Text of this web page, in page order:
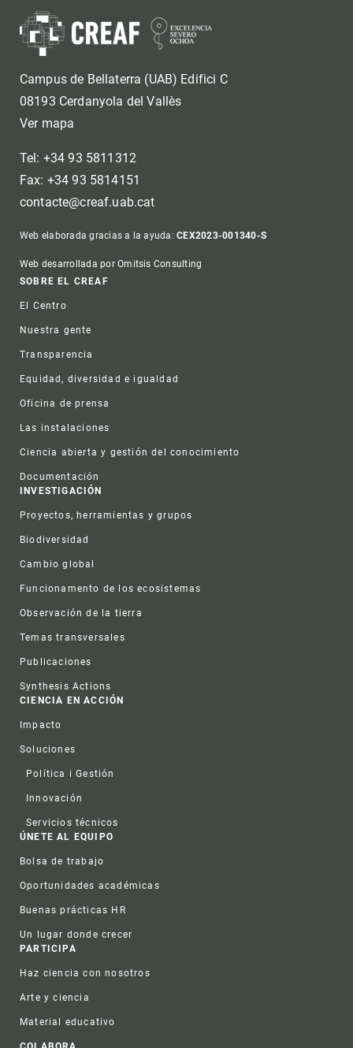
Campus de Bellaterra (UAB) Edifici C
08193 Cerdanyola del Vallès
Ver mapa
Tel: +34 93 5811312
Fax: +34 93 5814151
contacte@creaf.uab.cat
Web elaborada gracias a la ayuda:CEX2023-001340-S
Web desarrollada por Omitsis Consulting
Footer
SOBRE EL CREAF
El Centro
Nuestra gente
Transparencia
Equidad, diversidad e igualdad
Oficina de prensa
Las instalaciones
Ciencia abierta y gestión del conocimiento
Documentación
INVESTIGACIÓN
Proyectos, herramientas y grupos
Biodiversidad
Cambio global
Funcionamento de los ecosistemas
Observación de la tierra
Temas transversales
Publicaciones
Synthesis Actions
CIENCIA EN ACCIÓN
Impacto
Soluciones
Política i Gestión
Innovación
Servicios técnicos
ÚNETE AL EQUIPO
Bolsa de trabajo
Oportunidades académicas
Buenas prácticas HR
Un lugar donde crecer
PARTICIPA
Haz ciencia con nosotros
Arte y ciencia
Material educativo